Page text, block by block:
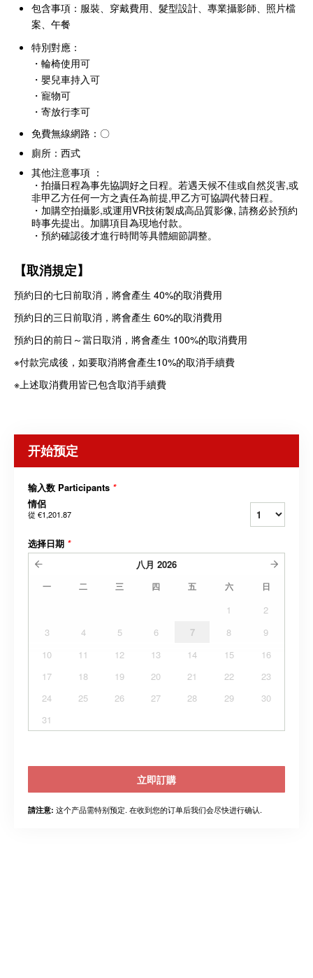
包含事項：服裝、穿戴費用、髮型設計、專業攝影師、照片檔
案、午餐
特別對應：
・輪椅使用可
・嬰兒車持入可
・寵物可
・ 寄放行李可
免費無線網路：〇
廁所：西式
其他注意事項 ：
・拍攝日程為事先協調好之日程。若遇天候不佳或自然災害,或
非甲乙方任何一方之責任為前提,甲乙方可協調代替日程。
・加購空拍攝影,或運用VR技術製成高品質影像, 請務必於預約
時事先提出。加購項目為現地付款。
・預約確認後才進行時間等具體細節調整。
【取消規定】
預約日的七日前取消，將會產生 40%的取消費用
預約日的三日前取消，將會產生 60%的取消費用
預約日的前日～當日取消，將會產生 100%的取消費用
※付款完成後，如要取消將會產生10%的取消手續費
※上述取消費用皆已包含取消手續費
开始预定
输入数 Participants *
情侶
從 €1,201.87
选择日期 *
八月 2026
一 二 三 四 五 六 日
1
2
3
4 5 6 7 8
9
10
11 12 13 14 15
16
17
18 19 20 21 22
23
24
25 26 27 28 29
30
31
立即訂購
請注意: 这个产品需特别预定. 在收到您的订单后我们会尽快进行确认.